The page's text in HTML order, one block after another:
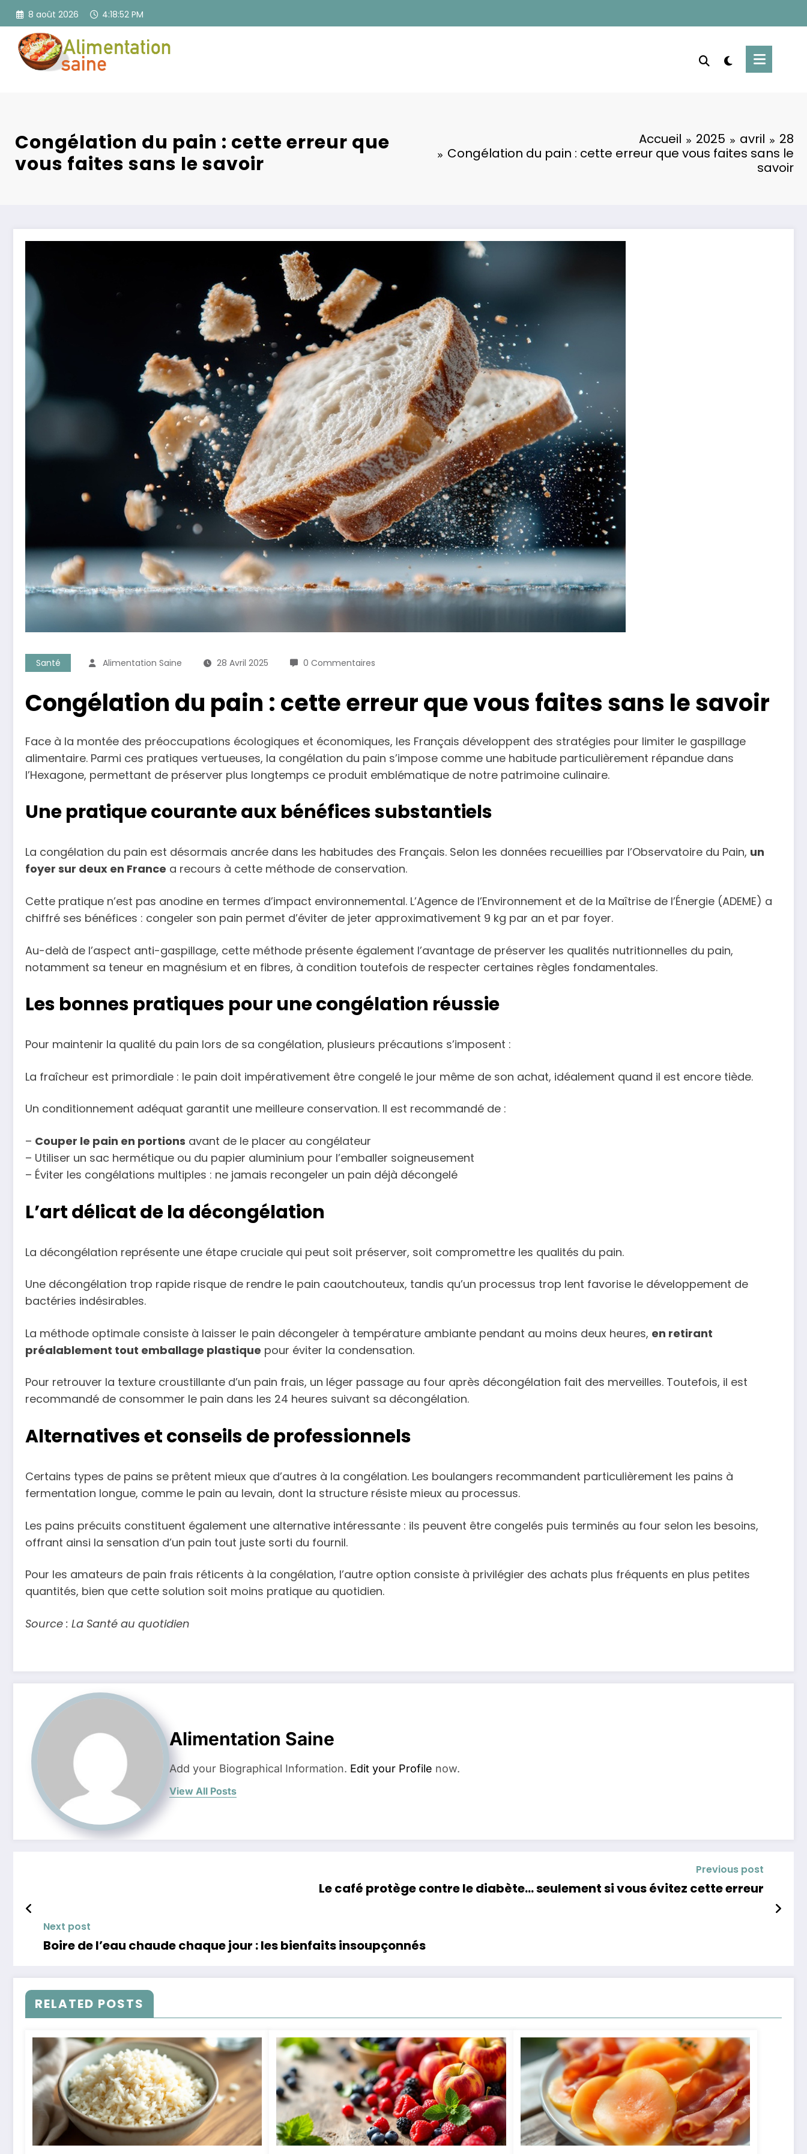
Aller
contenu
8 août 2026 4:18:53 PM
Congélation du pain : cette erreur que
vous faites sans le savoir
Accueil 2025 avril
28
Congélation du pain : cette erreur que vous faites sans le
savoir
Santé Alimentation Saine 28 Avril 2025 0 Commentaires
Congélation du pain : cette erreur que vous faites sans le savoir
Face à la montée des préoccupations écologiques et économiques, les Français développent des stratégies pour limiter le gaspillage
alimentaire. Parmi ces pratiques vertueuses, la congélation du pain s’impose comme une habitude particulièrement répandue dans
l’Hexagone, permettant de préserver plus longtemps ce produit emblématique de notre patrimoine culinaire.
Une pratique courante aux bénéfices substantiels
La congélation du pain est désormais ancrée dans les habitudes des Français. Selon les données recueillies par l’Observatoire du Pain, un
foyer sur deux en France a recours à cette méthode de conservation.
Cette pratique n’est pas anodine en termes d’impact environnemental. L’Agence de l’Environnement et de la Maîtrise de l’Énergie (ADEME) a
chiffré ses bénéfices : congeler son pain permet d’éviter de jeter approximativement 9 kg par an et par foyer.
Au-delà de l’aspect anti-gaspillage, cette méthode présente également l’avantage de préserver les qualités nutritionnelles du pain,
notamment sa teneur en magnésium et en fibres, à condition toutefois de respecter certaines règles fondamentales.
Les bonnes pratiques pour une congélation réussie
Pour maintenir la qualité du pain lors de sa congélation, plusieurs précautions s’imposent :
La fraîcheur est primordiale : le pain doit impérativement être congelé le jour même de son achat, idéalement quand il est encore tiède.
Un conditionnement adéquat garantit une meilleure conservation. Il est recommandé de :
– Couper le pain en portions avant de le placer au congélateur
– Utiliser un sac hermétique ou du papier aluminium pour l’emballer soigneusement
– Éviter les congélations multiples : ne jamais recongeler un pain déjà décongelé
L’art délicat de la décongélation
La décongélation représente une étape cruciale qui peut soit préserver, soit compromettre les qualités du pain.
Une décongélation trop rapide risque de rendre le pain caoutchouteux, tandis qu’un processus trop lent favorise le développement de
bactéries indésirables.
La méthode optimale consiste à laisser le pain décongeler à température ambiante pendant au moins deux heures, en retirant
préalablement tout emballage plastique pour éviter la condensation.
Pour retrouver la texture croustillante d’un pain frais, un léger passage au four après décongélation fait des merveilles. Toutefois, il est
recommandé de consommer le pain dans les 24 heures suivant sa décongélation.
Alternatives et conseils de professionnels
Certains types de pains se prêtent mieux que d’autres à la congélation. Les boulangers recommandent particulièrement les pains à
fermentation longue, comme le pain au levain, dont la structure résiste mieux au processus.
Les pains précuits constituent également une alternative intéressante : ils peuvent être congelés puis terminés au four selon les besoins,
offrant ainsi la sensation d’un pain tout juste sorti du fournil.
Pour les amateurs de pain frais réticents à la congélation, l’autre option consiste à privilégier des achats plus fréquents en plus petites
quantités, bien que cette solution soit moins pratique au quotidien.
Source : La Santé au quotidien
Alimentation Saine
Add your Biographical Information. Edit your Profile now.
View All Posts
Previous post
Le café protège contre le diabète… seulement si vous évitez cette erreur
Next post
Boire de l’eau chaude chaque jour : les bienfaits insoupçonnés
RELATED POSTS